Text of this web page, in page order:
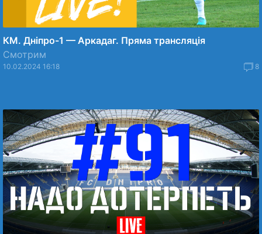
КМ. Дніпро-1 — Аркадаг. Пряма трансляція
Смотрим
10.02.2024 16:18 8